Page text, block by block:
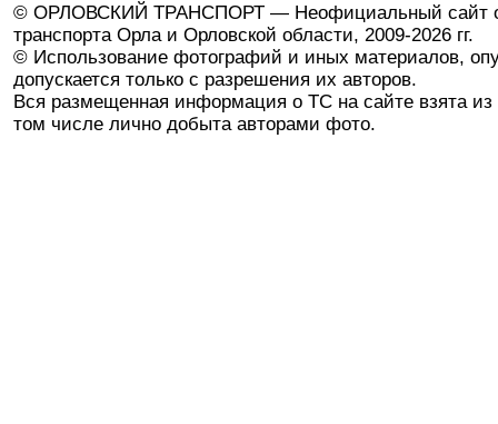
© ОРЛОВСКИЙ ТРАНСПОРТ — Неофициальный сайт
транспорта Орла и Орловской области, 2009-2026 гг.
© Использование фотографий и иных материалов,
допускается только с разрешения их авторов.
Вся размещенная информация о ТС на сайте взята из
том числе лично добыта авторами фото.